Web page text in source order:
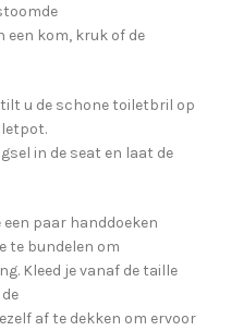
een kom, kruk of de
u de schone toiletbril op
in de seat en laat de
paar handdoeken
te bundelen om
Kleed je vanaf de taille
af te dekken om ervoor